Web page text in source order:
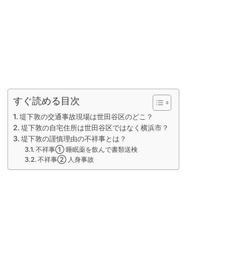
すぐ読める目次
堤下敦の交通事故現場は世田谷区のどこ？
堤下敦の自宅住所は世田谷区ではなく横浜市？
堤下敦の謹慎理由の不祥事とは？
不祥事① 睡眠薬を飲んで書類送検
不祥事② 人身事故